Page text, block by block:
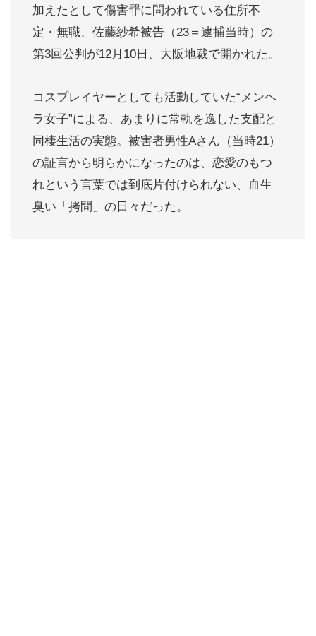
加えたとして傷害罪に問われている住所不
定・無職、佐藤紗希被告（23＝逮捕当時）の
第3回公判が12月10日、大阪地裁で開かれた。
コスプレイヤーとしても活動していた“メンヘ
ラ女子”による、あまりに常軌を逸した支配と
同棲生活の実態。被害者男性Aさん（当時21）
の証言から明らかになったのは、恋愛のもつ
れという言葉では到底片付けられない、血生
臭い「拷問」の日々だった。